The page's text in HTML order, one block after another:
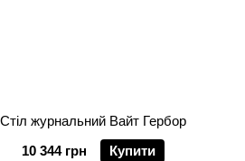
Стіл журнальний Вайт Гербор
10 344 грн
Купити